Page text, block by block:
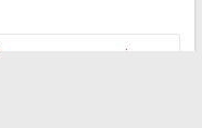
comuns no gaming